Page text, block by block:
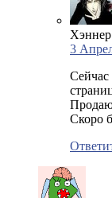
Хэннер
3
Сейчас
Продаю
Скоро